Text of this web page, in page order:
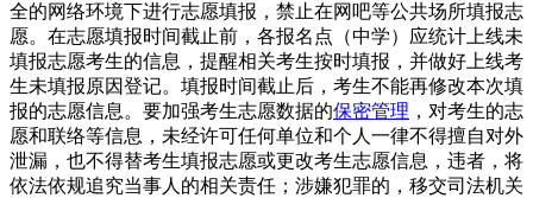
全的网络环境下进行志愿填报，禁止在网吧等公共场所填报志
愿。在志愿填报时间截止前，各报名点（中学）应统计上线未
填报志愿考生的信息，提醒相关考生按时填报，并做好上线考
生未填报原因登记。填报时间截止后，考生不能再修改本次填
报的志愿信息。要加强考生志愿数据的保密管理 ，对考生的志
愿和联络等信息，未经许可任何单位和个人一律不得擅自对外
泄漏，也不得替考生填报志愿或更改考生志愿信息，违者，将
依法依规追究当事人的相关责任；涉嫌犯罪的，移交司法机关